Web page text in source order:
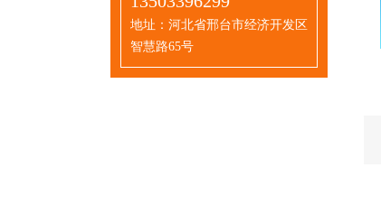
地址：河北省邢台市经济开发区
智慧路65号